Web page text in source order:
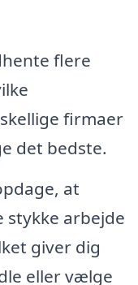
flere
firmaer
det bedste.
at
stykke arbejde
giver dig
eller vælge